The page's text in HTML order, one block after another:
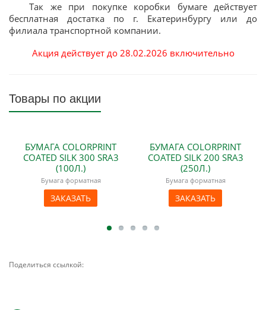
Так же при покупке коробки бумаге действует
бесплатная достатка по г. Екатеринбургу или до
филиала транспортной компании.
Акция действует до 28.02.2026 включительно
Товары по акции
БУМАГА COLORPRINT
COATED SILK 300 SRA3
(100Л.)
Бумага форматная
ЗАКАЗАТЬ
БУМАГА COLORPRINT
COATED SILK 200 SRA3
(250Л.)
Бумага форматная
ЗАКАЗАТЬ
Поделиться ссылкой: